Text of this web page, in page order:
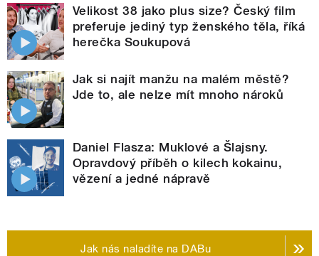
Velikost 38 jako plus size? Český film
preferuje jediný typ ženského těla, říká
herečka Soukupová
Jak si najít manžu na malém městě?
Jde to, ale nelze mít mnoho nároků
Daniel Flasza: Muklové a Šlajsny.
Opravdový příběh o kilech kokainu,
vězení a jedné nápravě
Jak nás naladíte na DABu